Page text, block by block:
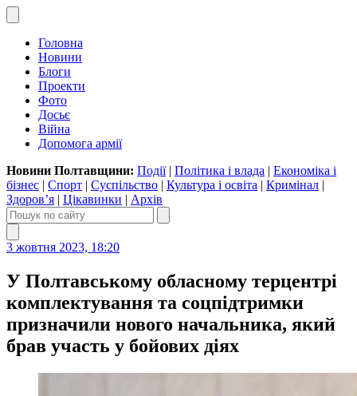
Головна
Новини
Блоги
Проекти
Фото
Досьє
Війна
Допомога армії
Новини Полтавщини: Події| Політика і влада | Економіка і
бізнес | Спорт | Суспільство | Культура і освіта | Кримінал |
Здоров’я | Цікавинки | Архів
3 жовтня 2023, 18:20
У Полтавському обласному терцентрі
комплектування та соцпідтримки
призначили нового начальника, який
брав участь у бойових діях